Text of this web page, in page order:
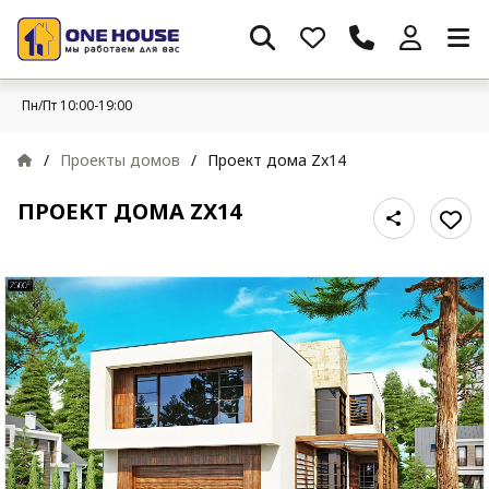
Пн/Пт 10:00-19:00
/ Проекты домов / Проект дома Zx14
ПРОЕКТ ДОМА ZX14